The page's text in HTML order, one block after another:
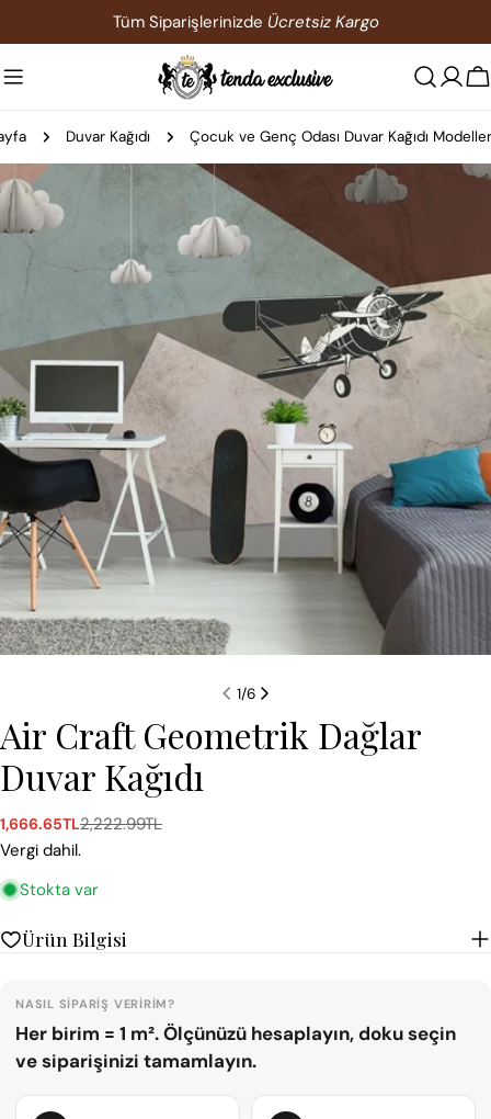
atla
Tüm Siparişlerinizde Ücretsiz Kargo
Duvar Kağıdı Çocuk ve Genç Odası Duvar Kağıdı
Ürün
bilgilerine
atla
medyasını modda açın
1/6
Air Craft Geometrik Dağlar
Duvar Kağıdı
Satış
ücreti
1,666.65TL
Normal
fiyat
2,222.99TL
Vergi dahil.
Stokta var
Ürün Bilgisi
NASIL SIPARIŞ VERIRIM?
Her birim = 1 m². Ölçünüzü hesaplayın, doku seçin
ve siparişinizi tamamlayın.